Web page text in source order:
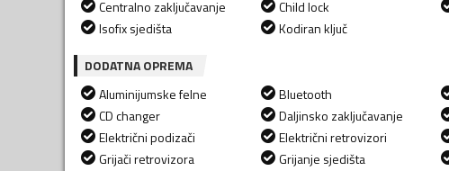
Centralno zaključavanje
Isofix sjedišta
Child lock
Kodiran ključ
DODATNA OPREMA
Aluminijumske felne
CD changer
Električni podizači
Grijači retrovizora
Bluetooth
Daljinsko zaključavanje
Električni retrovizori
Grijanje sjedišta